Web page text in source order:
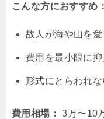
こんな方におすすめ：
故人が海や山を愛
費用を最小限に
形式にとらわれ
費用相場： 3万〜10